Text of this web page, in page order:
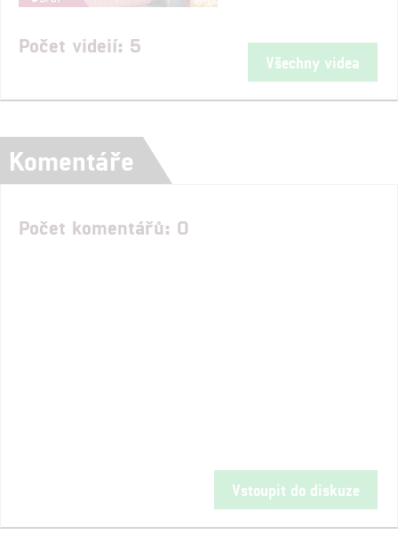
Počet videií: 5
Všechny videa
Komentáře
Počet komentářů: 0
Vstoupit do diskuze